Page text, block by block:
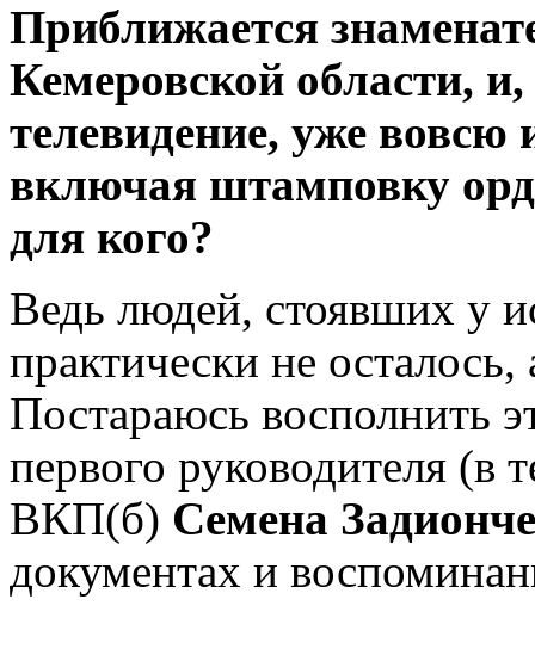
Приближается
Кемеровской области,
телевидение, уже вовсю
включая штамповку
для кого?
Ведь людей, стоявших у
практически не
Постараюсь восполнить
первого руководителя (в
ВКП(б) Семена
документах и